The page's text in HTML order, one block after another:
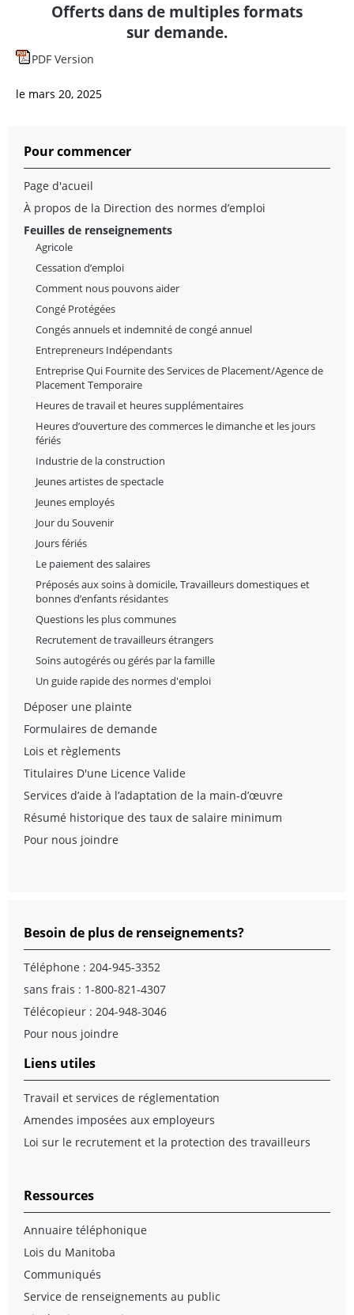
Offerts dans de multiples formats
sur demande.
PDF Version
le mars 20, 2025
Pour commencer
Page d'acueil
À propos de la Direction des normes d’emploi
Feuilles de renseignements
Agricole
Cessation d’emploi
Comment nous pouvons aider
Congé Protégées
Congés annuels et indemnité de congé annuel
Entrepreneurs Indépendants
Entreprise Qui Fournite des Services de Placement/Agence de
Placement Temporaire
Heures de travail et heures supplémentaires
Heures d’ouverture des commerces le dimanche et les jours
fériés
Industrie de la construction
Jeunes artistes de spectacle
Jeunes employés
Jour du Souvenir
Jours fériés
Le paiement des salaires
Préposés aux soins à domicile, Travailleurs domestiques et
bonnes d’enfants résidantes
Questions les plus communes
Recrutement de travailleurs étrangers
Soins autogérés ou gérés par la famille
Un guide rapide des normes d'emploi
Déposer une plainte
Formulaires de demande
Lois et règlements
Titulaires D'une Licence Valide
Services d’aide à l’adaptation de la main-d’œuvre
Résumé historique des taux de salaire minimum
Pour nous joindre
Besoin de plus de renseignements?
Téléphone : 204-945-3352
sans frais : 1-800-821-4307
Télécopieur : 204-948-3046
Pour nous joindre
Liens utiles
Travail et services de réglementation
Amendes imposées aux employeurs
Loi sur le recrutement et la protection des travailleurs
Ressources
Annuaire téléphonique
Lois du Manitoba
Communiqués
Service de renseignements au public